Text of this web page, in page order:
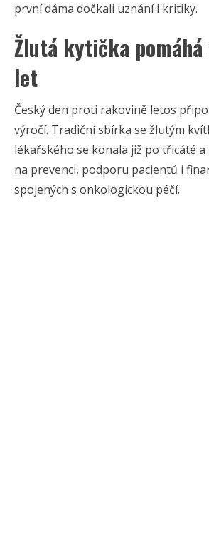
první dáma dočkali uznání i kritiky.
Žlutá kytička
let
Český den proti rakovině letos
výročí. Tradiční sbírka se žlutým
lékařského se konala již po třicáté
na prevenci, podporu pacientů i
spojených s onkologickou péčí.